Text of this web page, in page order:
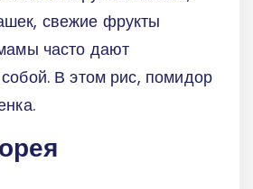
свежие фрукты
часто дают
В этом рис, помидор